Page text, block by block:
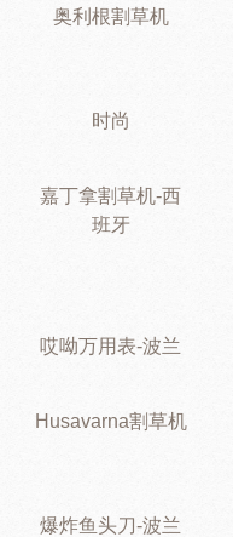
奥利根割草机
时尚
嘉丁拿割草机-西
班牙
哎呦万用表-波兰
Husavarna割草机
爆炸鱼头刀-波兰